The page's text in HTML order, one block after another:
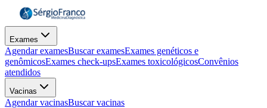
Exames
Agendar examesBuscar examesExames genéticos e
genômicosExames check-upsExames toxicológicosConvênios
atendidos
Vacinas
Agendar vacinasBuscar vacinas